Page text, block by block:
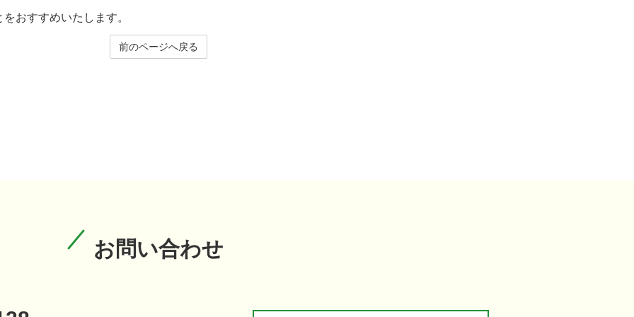
おすすめいたします。
前のページへ戻る
お問い合わせ